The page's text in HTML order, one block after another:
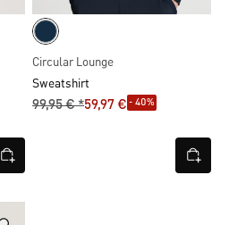
Circular Lounge
Sweatshirt
99,95 € *59,97 € - 40%